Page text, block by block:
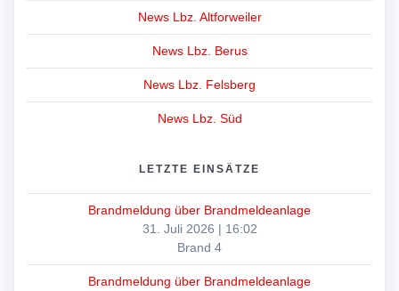
News Lbz. Altforweiler
News Lbz. Berus
News Lbz. Felsberg
News Lbz. Süd
LETZTE EINSÄTZE
Brandmeldung über Brandmeldeanlage
31. Juli 2026 | 16:02
Brand 4
Brandmeldung über Brandmeldeanlage